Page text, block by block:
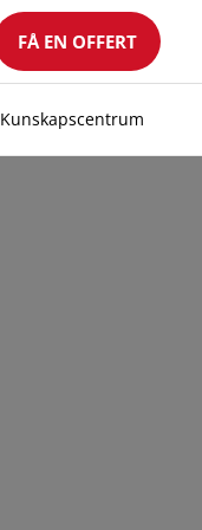
FÅ EN OFFERT
Kunskapscentrum